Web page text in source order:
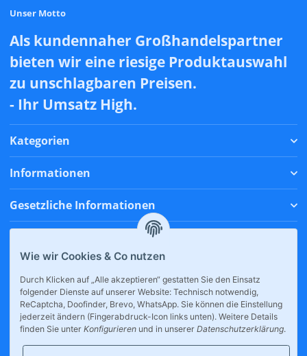
Unser Motto
Als kundennaher Großhandelspartner
bieten wir eine riesige Produktauswahl
zu unschlagbaren Preisen.
- Ihr Umsatz High.
Kategorien
Informationen
Gesetzliche Informationen
* Alle Preise inkl. gesetzlicher USt., zzgl.Versand
Wie wir Cookies & Co nutzen
Durch Klicken auf „Alle akzeptieren“ gestatten Sie den Einsatz
folgender Dienste auf unserer Website: Technisch notwendig,
ReCaptcha, Doofinder, Brevo, WhatsApp. Sie können die Einstellung
jederzeit ändern (Fingerabdruck-Icon links unten). Weitere Details
finden Sie unter Konfigurieren und in unserer Datenschutzerklärung.